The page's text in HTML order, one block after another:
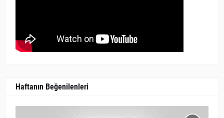
Haftanın Beğenilenleri